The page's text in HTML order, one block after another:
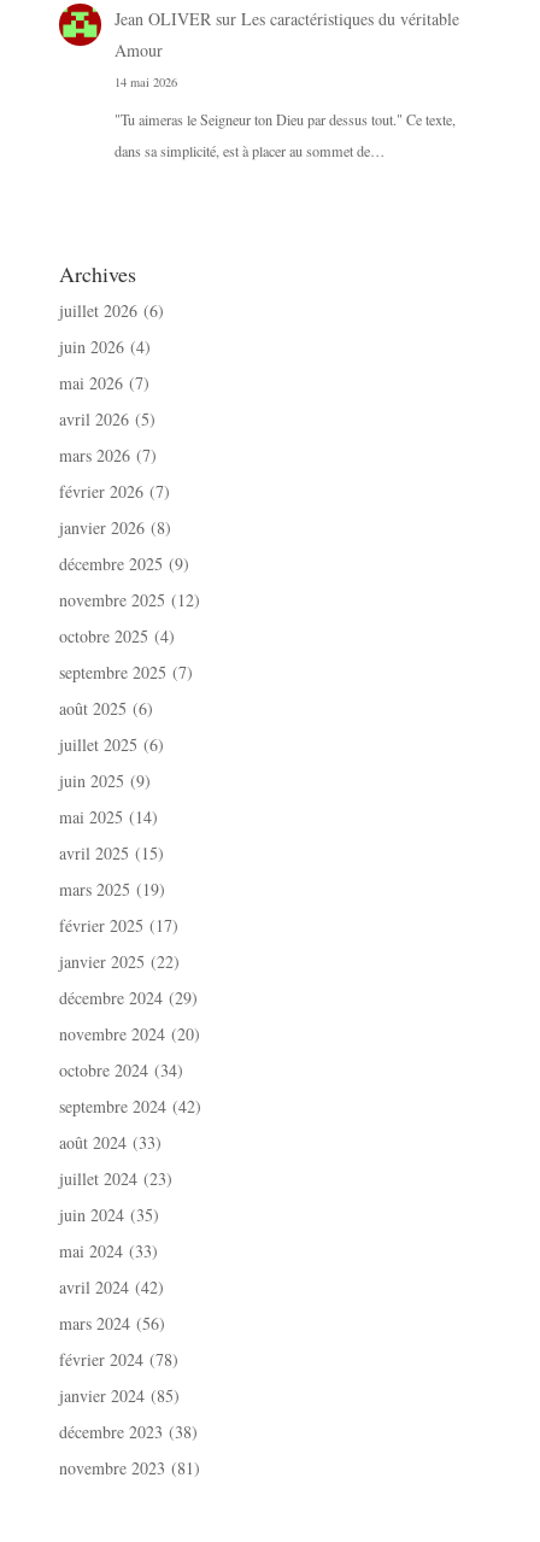
Jean OLIVERsur Les caractéristiques du véritable
Amour
14 mai 2026
"Tu aimeras le Seigneur ton Dieu par dessus tout." Ce texte,
dans sa simplicité, est à placer au sommet de…
Archives
juillet 2026 (6)
juin 2026 (4)
mai 2026 (7)
avril 2026 (5)
mars 2026 (7)
février 2026 (7)
janvier 2026 (8)
décembre 2025 (9)
novembre 2025 (12)
octobre 2025 (4)
septembre 2025 (7)
août 2025 (6)
juillet 2025 (6)
juin 2025 (9)
mai 2025 (14)
avril 2025 (15)
mars 2025 (19)
février 2025 (17)
janvier 2025 (22)
décembre 2024 (29)
novembre 2024 (20)
octobre 2024 (34)
septembre 2024 (42)
août 2024 (33)
juillet 2024 (23)
juin 2024 (35)
mai 2024 (33)
avril 2024 (42)
mars 2024 (56)
février 2024 (78)
janvier 2024 (85)
décembre 2023 (38)
novembre 2023 (81)